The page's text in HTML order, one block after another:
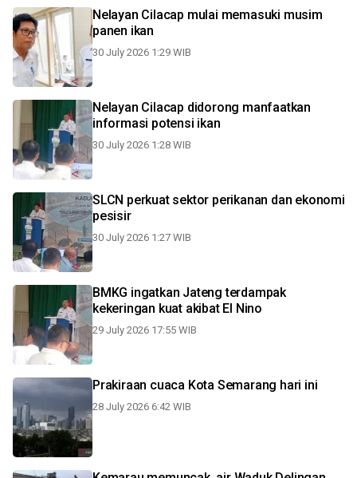
Nelayan Cilacap mulai memasuki musim
panen ikan
30 July 2026 1:29 WIB
Nelayan Cilacap didorong manfaatkan
informasi potensi ikan
30 July 2026 1:28 WIB
SLCN perkuat sektor perikanan dan ekonomi
pesisir
30 July 2026 1:27 WIB
BMKG ingatkan Jateng terdampak
kekeringan kuat akibat El Nino
29 July 2026 17:55 WIB
Prakiraan cuaca Kota Semarang hari ini
28 July 2026 6:42 WIB